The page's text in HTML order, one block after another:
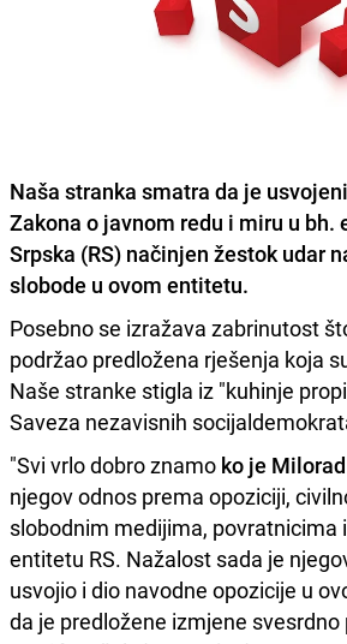
Naša stranka smatra da je
Zakona o javnom redu i miru u bh.
Srpska (RS) načinjen žestok udar
slobode u ovom entitetu.
Posebno se izražava zabrinutost
podržao predložena rješenja koja
Naše stranke stigla iz "kuhinje
Saveza nezavisnih
"Svi vrlo dobro znamo ko je
njegov odnos prema opoziciji,
slobodnim medijima, povratnicima
entitetu RS. Nažalost sada je
usvojio i dio navodne opozicije u
da je predložene izmjene svesrdno